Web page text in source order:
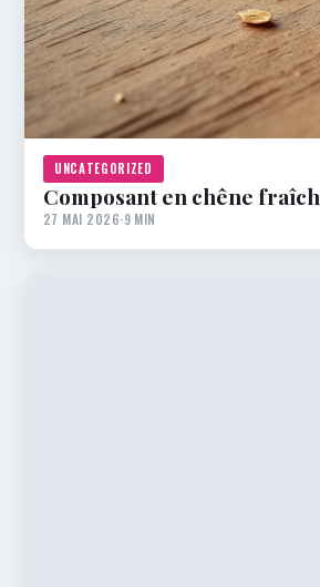
UNCATEGORIZED
Composant en chêne
27 MAI 2026·9 MIN